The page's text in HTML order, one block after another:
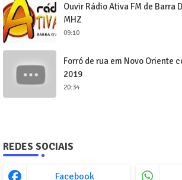
Ouvir Rádio Ativa FM de Barra
MHZ
09:10
Forró de rua em Novo Oriente
2019
20:34
REDES SOCIAIS
Facebook